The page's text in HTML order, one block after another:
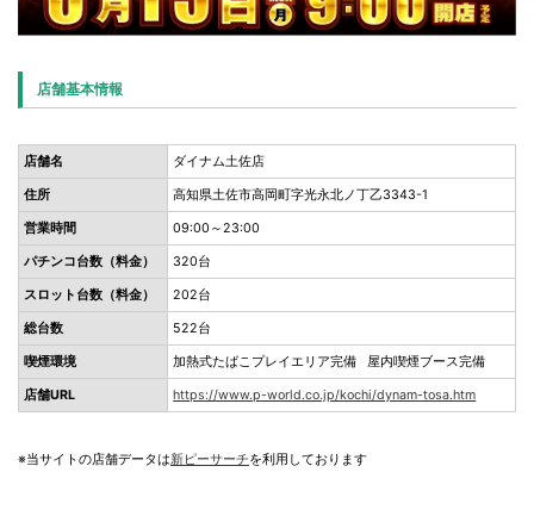
店舗基本情報
店舗名 ダイナム土佐店
住所 高知県土佐市高岡町字光永北ノ丁乙3343-1
営業時間 09:00～23:00
パチンコ台数（料金） 320台
スロット台数（料金） 202台
総台数 522台
喫煙環境 加熱式たばこプレイエリア完備 屋内喫煙ブース完備
店舗URL https://www.p-world.co.jp/kochi/dynam-tosa.htm
※当サイトの店舗データは新ピーサーチを利用しております